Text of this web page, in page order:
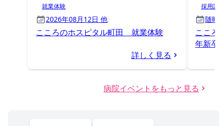
就業体験
2026年08月12日 他
こころのホスピタル町田 就業体験
詳しく見る
採用試
随時
ここ
年新卒)
病院イベントをもっと見る